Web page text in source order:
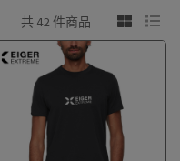
共 42 件商品